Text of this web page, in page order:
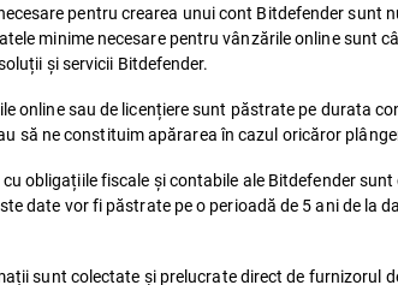
pentru crearea unui cont Bitdefender sunt
minime necesare pentru vânzările online sunt
și servicii Bitdefender.
online sau de licențiere sunt păstrate pe durata
să ne constituim apărarea în cazul oricăror
obligațiile fiscale și contabile ale Bitdefender
date vor fi păstrate pe o perioadă de 5 ani de la
sunt colectate și prelucrate direct de furnizorul